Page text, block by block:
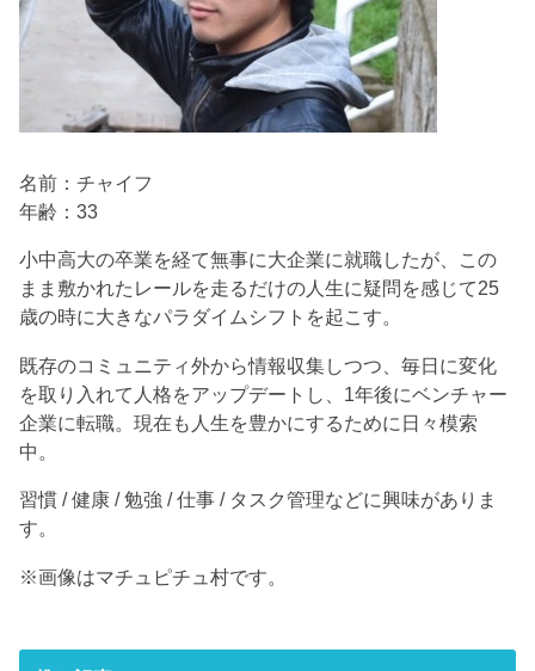
名前：チャイフ
年齢：33
小中高大の卒業を経て無事に大企業に就職したが、この
まま敷かれたレールを走るだけの人生に疑問を感じて25
歳の時に大きなパラダイムシフトを起こす。
既存のコミュニティ外から情報収集しつつ、毎日に変化
を取り入れて人格をアップデートし、1年後にベンチャー
企業に転職。現在も人生を豊かにするために日々模索
中。
習慣 / 健康 / 勉強 / 仕事 / タスク管理などに興味がありま
す。
※画像はマチュピチュ村です。